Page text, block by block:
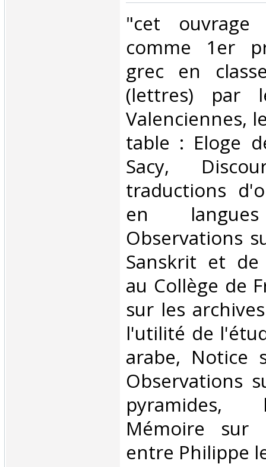
‎"cet
comme 1er
grec en
(lettres) par
Valenciennes,
table : Eloge
Sacy,
traductions
en
Observations
Sanskrit et de
au Collège de
sur les
l'utilité de
arabe, Notice
Observations
pyramides,
Mémoire
entre Philippe